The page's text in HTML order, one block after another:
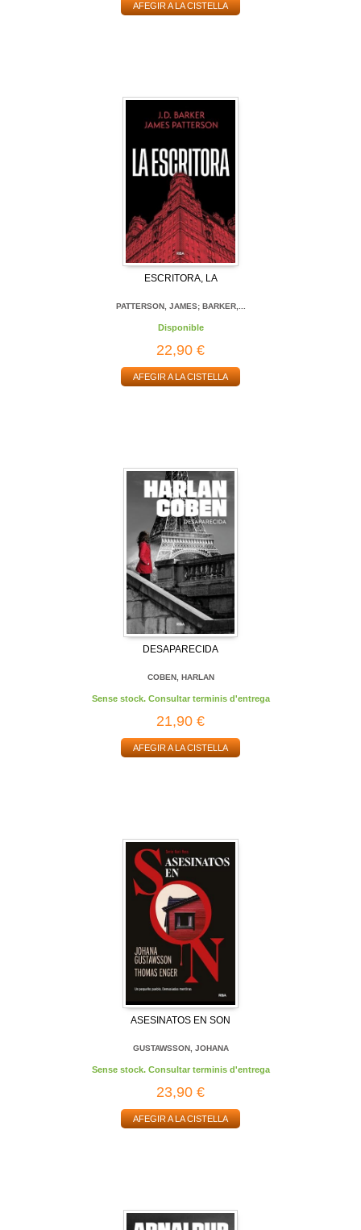
AFEGIR A LA CISTELLA
ESCRITORA, LA
PATTERSON, JAMES; BARKER,...
Disponible
22,90 €
AFEGIR A LA CISTELLA
DESAPARECIDA
COBEN, HARLAN
Sense stock. Consultar terminis d'entrega
21,90 €
AFEGIR A LA CISTELLA
ASESINATOS EN SON
GUSTAWSSON, JOHANA
Sense stock. Consultar terminis d'entrega
23,90 €
AFEGIR A LA CISTELLA